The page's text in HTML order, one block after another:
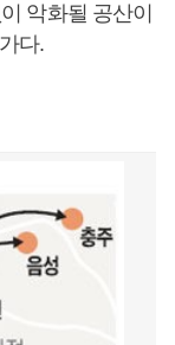
악화될 공산이
다.